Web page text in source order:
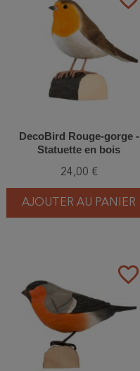
DecoBird Rouge-gorge -
Statuette en bois
24,00 €
AJOUTER AU PANIER
favorite_border